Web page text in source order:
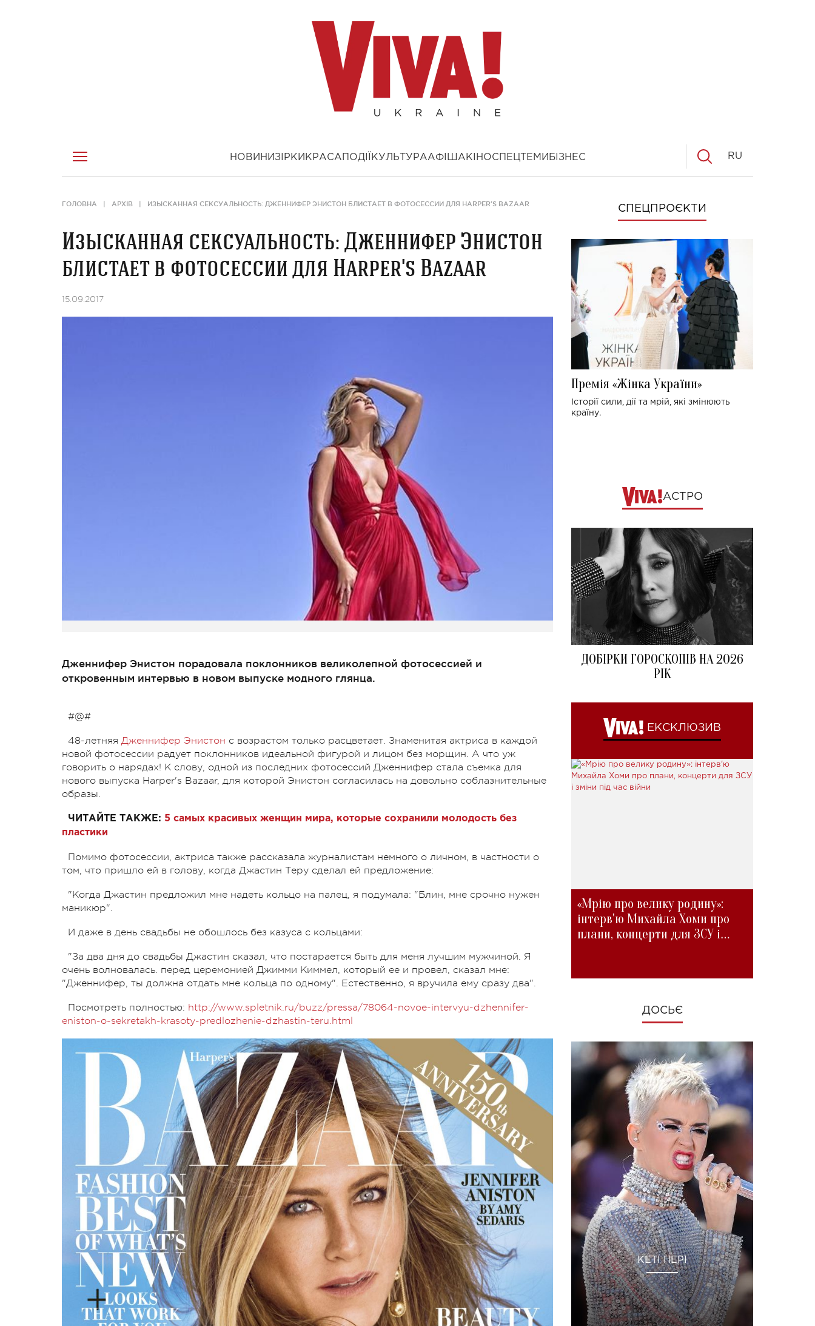
НОВИНИ ЗІРКИ КРАСА ПОДІЇ КУЛЬТУРААФІША КІНОСПЕЦТЕМИ БІЗНЕС RU
ГОЛОВНА АРХІВ ИЗЫСКАННАЯ СЕКСУАЛЬНОСТЬ: ДЖЕННИФЕР ЭНИСТОН БЛИСТАЕТ В ФОТОСЕССИИ ДЛЯ HARPER'S BAZAAR
Изысканная сексуальность: Дженнифер Энистон
блистает в фотосессии для Harper's Bazaar
15.09.2017
Дженнифер Энистон порадовала поклонников великолепной фотосессией и
откровенным интервью в новом выпуске модного глянца.
#@#
48-летняя Дженнифер Энистон с возрастом только расцветает. Знаменитая актриса в каждой
новой фотосессии радует поклонников идеальной фигурой и лицом без морщин. А что уж
говорить о нарядах! К слову, одной из последних фотосессий Дженнифер стала съемка для
нового выпуска Harper's Bazaar, для которой Энистон согласилась на довольно соблазнительные
образы.
ЧИТАЙТЕ ТАКЖЕ: 5 самых красивых женщин мира, которые сохранили молодость без
пластики
Помимо фотосессии, актриса также рассказала журналистам немного о личном, в частности о
том, что пришло ей в голову, когда Джастин Теру сделал ей предложение:
"Когда Джастин предложил мне надеть кольцо на палец, я подумала: "Блин, мне срочно нужен
маникюр".
И даже в день свадьбы не обошлось без казуса с кольцами:
"За два дня до свадьбы Джастин сказал, что постарается быть для меня лучшим мужчиной. Я
очень волновалась. перед церемонией Джимми Киммел, который ее и провел, сказал мне:
"Дженнифер, ты должна отдать мне кольца по одному". Естественно, я вручила ему сразу два".
Посмотреть полностью: http://www.spletnik.ru/buzz/pressa/78064-novoe-intervyu-dzhennifer-
eniston-o-sekretakh-krasoty-predlozhenie-dzhastin-teru.html
СПЕЦПРОЄКТИ
Премія «Жінка України»
Історії сили, дії та мрій, які змінюють
країну.
АСТРО
ДОБІРКИ ГОРОСКОПІВ НА 2026
РІК
ЕКСКЛЮЗИВ
«Мрію про велику родину»:
інтерв'ю Михайла Хоми про
плани, концерти для ЗСУ і
ДОСЬЄ
КЕТІ ПЕРІ